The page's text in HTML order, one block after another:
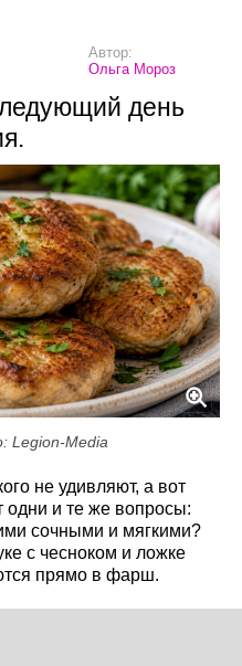
Автор:
Ольга Мороз
день
Legion-Media
не удивляют, а вот
одни и те же вопросы:
сочными и мягкими?
с чесноком и ложке
прямо в фарш.